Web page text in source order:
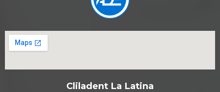
Cliladent La Latina